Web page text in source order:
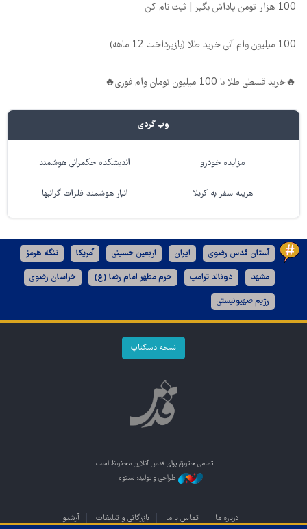
100 هزار تومن پاداش بگیر | ثبت نام کن
100 میلیون وام آنی خرید طلا (بازپرداخت 12 ماهه)
🔥خرید قسطی طلا با 100 میلیون تومان وام فوری🔥
وب گردی
مزایده خودرو اندیشکده حکمرانی هوشمند
هزینه سفر به کربلا انبار هوشمند فلزات گرانبها
آستان قدس رضوی ایران اربعین حسینی آمریکا تنگه هرمز
مشهد دونالد ترامپ حرم مطهر امام رضا (ع) خراسان رضوی
رژیم صهیونیستی
نسخه دسکتاپ
تمامی حقوق برای قدس آنلاین محفوظ است.
طراحی و تولید: نستوه
درباره ما تماس با ما بازرگانی و تبلیغات آرشیو